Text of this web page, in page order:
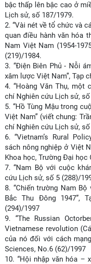
bậc thấp lên bậc cao ở
Lịch sử, số 187/1979.
2. “Vài nét về tổ chức và
quan điều hành văn hóa
Nam Việt Nam (1954-
(219)/1984.
3. “Điện Biên Phủ - Nỗi
xâm lược Việt Nam”, Tạp
4. “Hoàng Văn Thụ, một
chí Nghiên cứu Lịch sử,
5. “Hồ Tùng Mậu trong
Việt Nam” (viết chung:
chí Nghiên cứu Lịch sử,
6. “Vietnam’s Rural
sách nông nghiệp ở Việt
Khoa học, Trường Đại học
7. “Nam Bộ với cuộc
cứu Lịch sử, số 5 (288)/
8. “Chiến trường Nam
Bắc Thu Đông 1947”,
(294)/1997
9.
“The Russian
Vietnamese revolution
của nó đối với cách
Sciences, No.6 (62)/1997
10. “Hội nhập văn hóa –